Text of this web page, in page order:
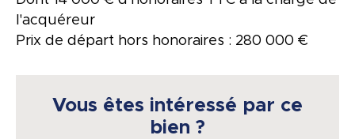
l'acquéreur
Prix de départ hors honoraires : 280 000 €
Vous êtes intéressé par ce
bien ?